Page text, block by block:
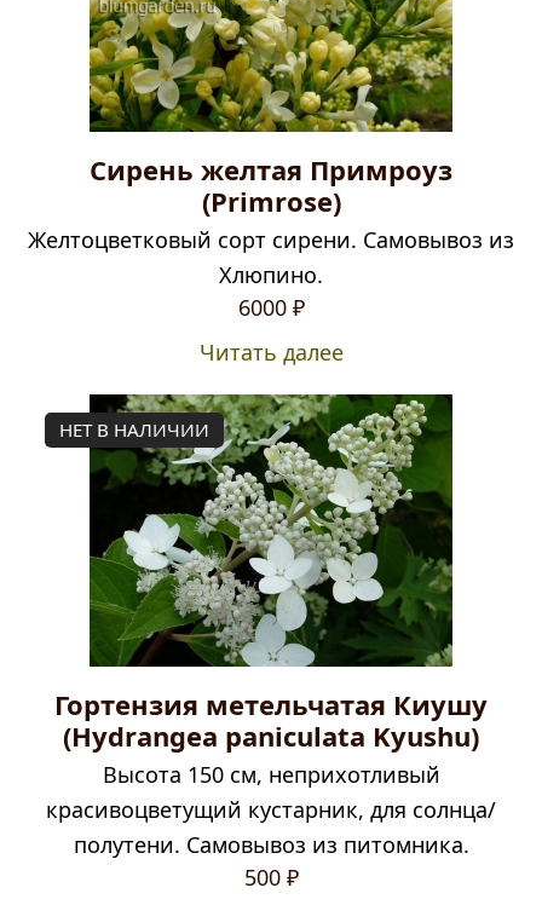
Сирень желтая Примроуз
(Primrose)
Желтоцветковый сорт сирени. Самовывоз из
Хлюпино.
6000 ₽
Читать далее
НЕТ В НАЛИЧИИ
Гортензия метельчатая Киушу
(Hydrangea paniculata Kyushu)
Высота 150 см, неприхотливый
красивоцветущий кустарник, для солнца/
полутени. Самовывоз из питомника.
500 ₽